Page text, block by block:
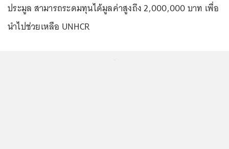
ประมูล สามารถระดมทุนได้มูลค่าสูงถึง 2,000,000 บาท เพื่อ
นำไปช่วยเหลือ UNHCR